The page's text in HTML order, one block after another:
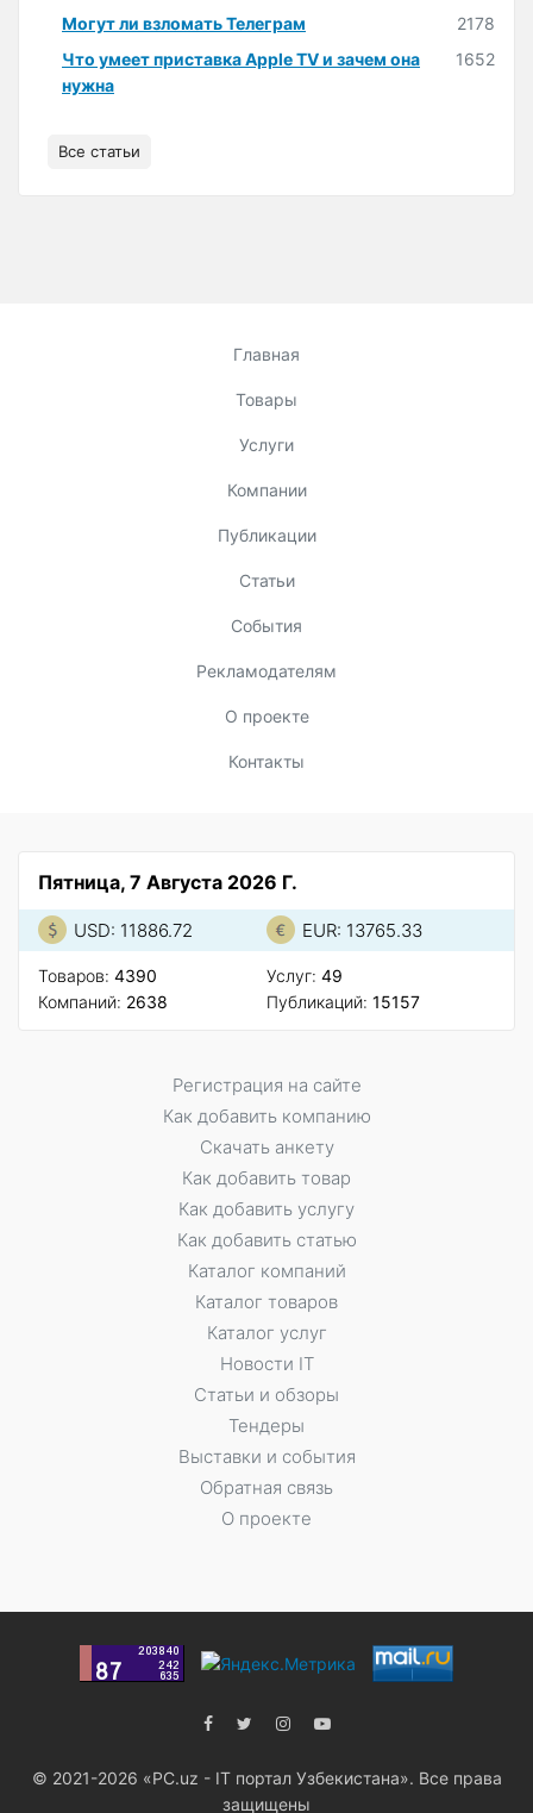
Могут ли взломать Телеграм
2178
Что умеет приставка Apple TV и зачем она
нужна
1652
Все статьи
Главная
Товары
Услуги
Компании
Публикации
Статьи
События
Рекламодателям
О проекте
Контакты
Пятница, 7 Августа 2026 Г.
USD: 11886.72 EUR: 13765.33
Товаров: 4390
Компаний: 2638
Услуг: 49
Публикаций: 15157
Регистрация на сайте
Как добавить компанию
Скачать анкету
Как добавить товар
Как добавить услугу
Как добавить статью
Каталог компаний
Каталог товаров
Каталог услуг
Новости IT
Статьи и обзоры
Тендеры
Выставки и события
Обратная связь
О проекте
© 2021-2026 «PC.uz - IT портал Узбекистана». Все права
защищены